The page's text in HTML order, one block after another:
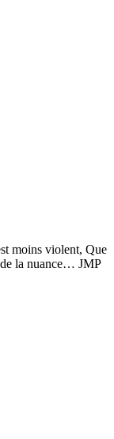
moins violent, Que
la nuance… JMP